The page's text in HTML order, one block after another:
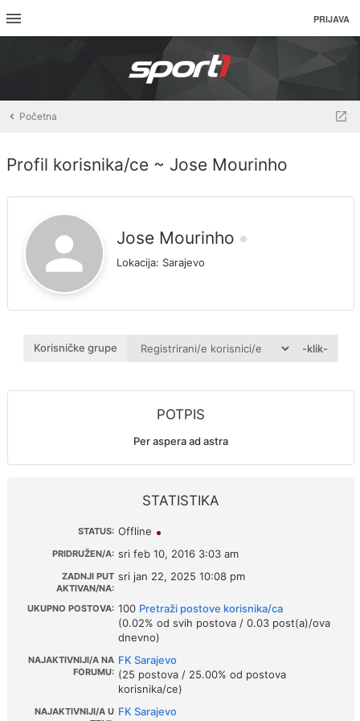
PRIJAVA
Početna
Profil korisnika/ce ~ Jose Mourinho
Jose Mourinho
Lokacija: Sarajevo
Korisničke grupe -klik-
POTPIS
Per aspera ad astra
STATISTIKA
STATUS: Offline
PRIDRUŽEN/A: sri feb 10, 2016 3:03 am
ZADNJI PUT
AKTIVAN/NA:
sri jan 22, 2025 10:08 pm
UKUPNO POSTOVA: 100 Pretraži postove korisnika/ca
(0.02% od svih postova / 0.03 post(a)/ova
dnevno)
NAJAKTIVNIJI/A NA
FORUMU:
FK Sarajevo
(25 postova / 25.00% od postova
korisnika/ce)
NAJAKTIVNIJI/A U FK Sarajevo